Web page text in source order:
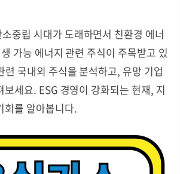
중립 시대가 도래하면서 친환경 에너
가능 에너지 관련 주식이 주목받고 있
련 국내외 주식을 분석하고, 유망 기업
세요. ESG 경영이 강화되는 현재, 지
회를 알아봅니다.